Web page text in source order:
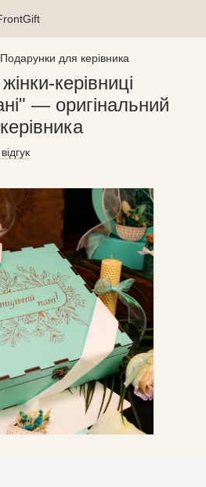
Подарунки для керівника
керівниці
— оригінальний